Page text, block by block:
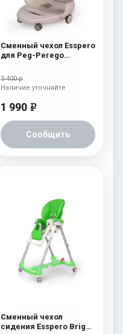
Сменный чехол Esspero
для Peg-Perego
3 400 р
1 990 e
Сообщить
Наличие уточняйте
Сменный чехол
сидения Esspero Bright